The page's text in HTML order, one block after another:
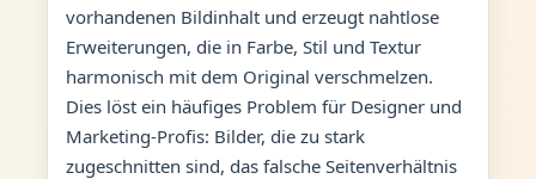
vorhandenen Bildinhalt und erzeugt nahtlose
Erweiterungen, die in Farbe, Stil und Textur
harmonisch mit dem Original verschmelzen.
Dies löst ein häufiges Problem für Designer und
Marketing-Profis: Bilder, die zu stark
zugeschnitten sind, das falsche Seitenverhältnis